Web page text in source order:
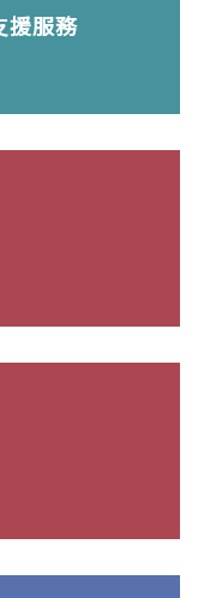
援服務